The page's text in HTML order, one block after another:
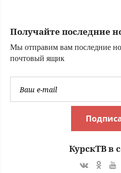
Получайте последние
Мы отправим вам последние
почтовый ящик
КурскТВ в